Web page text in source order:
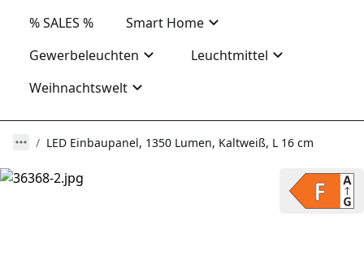
% SALES %
Smart Home
Gewerbeleuchten
Leuchtmittel
Weihnachtswelt
LED Einbaupanel, 1350 Lumen, Kaltweiß, L 16 cm